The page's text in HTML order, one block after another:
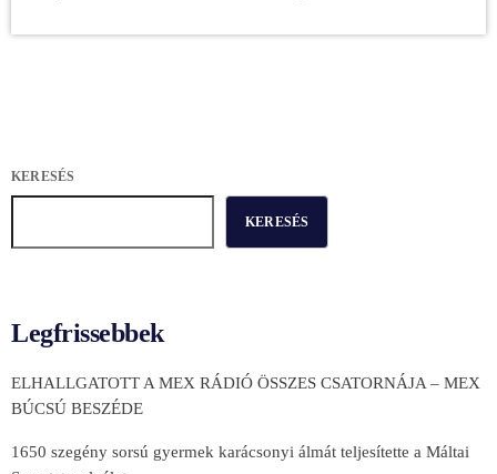
KERESÉS
KERESÉS
Legfrissebbek
ELHALLGATOTT A MEX RÁDIÓ ÖSSZES CSATORNÁJA – MEX
BÚCSÚ BESZÉDE
1650 szegény sorsú gyermek karácsonyi álmát teljesítette a Máltai